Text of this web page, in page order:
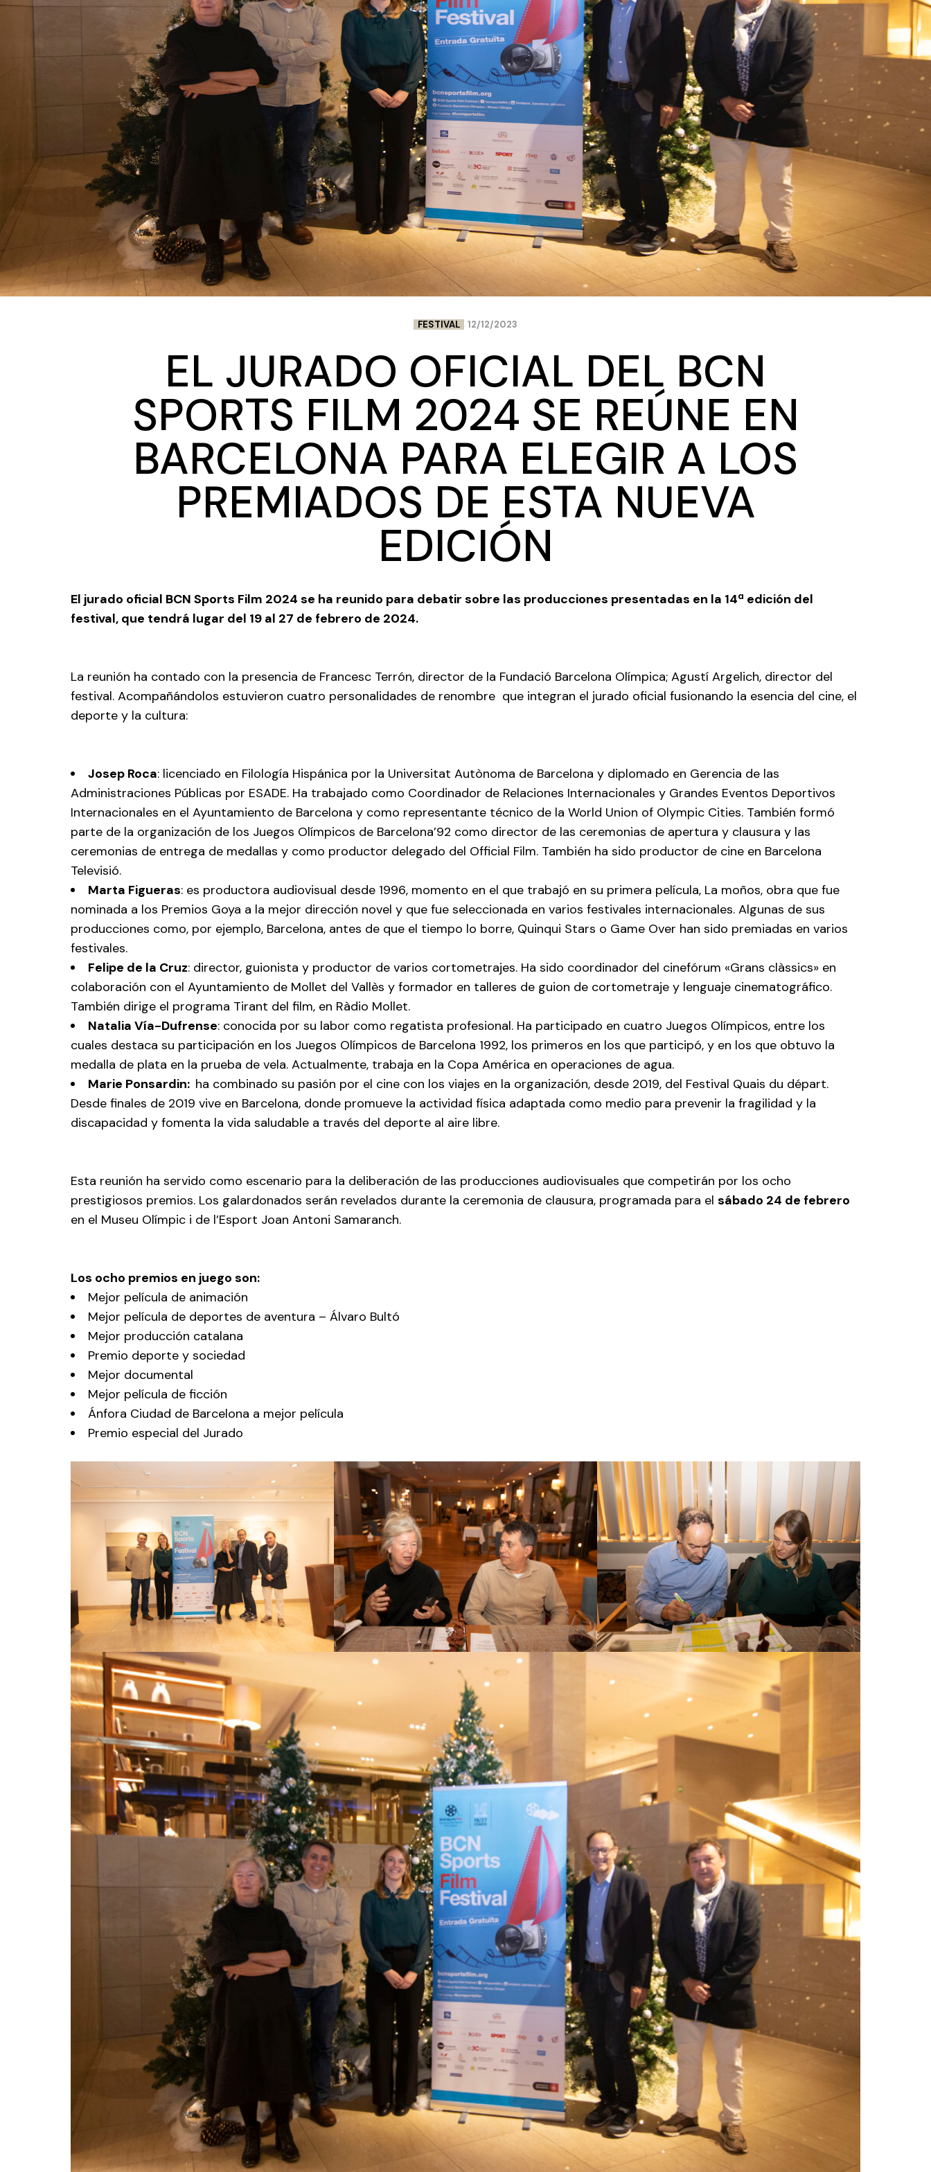
FESTIVAL 12/12/2023
EL JURADO OFICIAL DEL BCN
SPORTS FILM 2024 SE REÚNE EN
BARCELONA PARA ELEGIR A LOS
PREMIADOS DE ESTA NUEVA
EDICIÓN
El jurado oficial BCN Sports Film 2024 se ha reunido para debatir sobre las producciones presentadas en la 14ª edición del
festival, que tendrá lugar del 19 al 27 de febrero de 2024.
La reunión ha contado con la presencia de Francesc Terrón, director de la Fundació Barcelona Olímpica; Agustí Argelich, director del
festival. Acompañándolos estuvieron cuatro personalidades de renombre que integran el jurado oficial fusionando la esencia del cine, el
deporte y la cultura:
Josep Roca: licenciado en Filología Hispánica por la Universitat Autònoma de Barcelona y diplomado en Gerencia de las
Administraciones Públicas por ESADE. Ha trabajado como Coordinador de Relaciones Internacionales y Grandes Eventos Deportivos
Internacionales en el Ayuntamiento de Barcelona y como representante técnico de la World Union of Olympic Cities. También formó
parte de la organización de los Juegos Olímpicos de Barcelona’92 como director de las ceremonias de apertura y clausura y las
ceremonias de entrega de medallas y como productor delegado del Official Film. También ha sido productor de cine en Barcelona
Televisió.
Marta Figueras: es productora audiovisual desde 1996, momento en el que trabajó en su primera película, La moños, obra que fue
nominada a los Premios Goya a la mejor dirección novel y que fue seleccionada en varios festivales internacionales. Algunas de sus
producciones como, por ejemplo, Barcelona, antes de que el tiempo lo borre, Quinqui Stars o Game Over han sido premiadas en varios
festivales.
Felipe de la Cruz: director, guionista y productor de varios cortometrajes. Ha sido coordinador del cinefórum «Grans clàssics» en
colaboración con el Ayuntamiento de Mollet del Vallès y formador en talleres de guion de cortometraje y lenguaje cinematográfico.
También dirige el programa Tirant del film, en Ràdio Mollet.
Natalia Vía-Dufrense: conocida por su labor como regatista profesional. Ha participado en cuatro Juegos Olímpicos, entre los
cuales destaca su participación en los Juegos Olímpicos de Barcelona 1992, los primeros en los que participó, y en los que obtuvo la
medalla de plata en la prueba de vela. Actualmente, trabaja en la Copa América en operaciones de agua.
Marie Ponsardin: ha combinado su pasión por el cine con los viajes en la organización, desde 2019, del Festival Quais du départ.
Desde finales de 2019 vive en Barcelona, donde promueve la actividad física adaptada como medio para prevenir la fragilidad y la
discapacidad y fomenta la vida saludable a través del deporte al aire libre.
Esta reunión ha servido como escenario para la deliberación de las producciones audiovisuales que competirán por los ocho
prestigiosos premios. Los galardonados serán revelados durante la ceremonia de clausura, programada para el sábado 24 de febrero
en el Museu Olímpic i de l’Esport Joan Antoni Samaranch.
Los ocho premios en juego son:
Mejor película de animación
Mejor película de deportes de aventura – Álvaro Bultó
Mejor producción catalana
Premio deporte y sociedad
Mejor documental
Mejor película de ficción
Ánfora Ciudad de Barcelona a mejor película
Premio especial del Jurado